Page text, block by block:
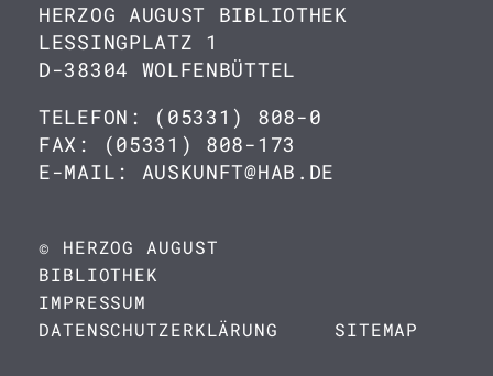
HERZOG AUGUST BIBLIOTHEK
LESSINGPLATZ 1
D-38304 WOLFENBÜTTEL
TELEFON: (05331) 808-0
FAX: (05331) 808-173
E-MAIL: AUSKUNFT@HAB.DE
© HERZOG AUGUST
BIBLIOTHEK
IMPRESSUM
DATENSCHUTZERKLÄRUNG
SITEMAP